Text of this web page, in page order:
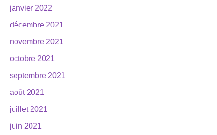
janvier 2022
décembre 2021
novembre 2021
octobre 2021
septembre 2021
août 2021
juillet 2021
juin 2021